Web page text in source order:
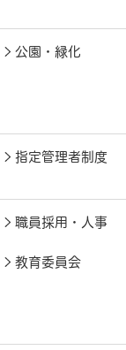
公園・緑化
指定管理者制度
職員採用・人事
教育委員会